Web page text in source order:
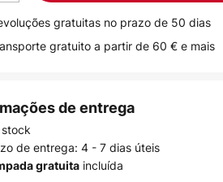
gratuitas no prazo de 50 dias
gratuito a partir de 60 € e mais
de entrega
stock
de entrega: 4 - 7 dias úteis
gratuita incluída